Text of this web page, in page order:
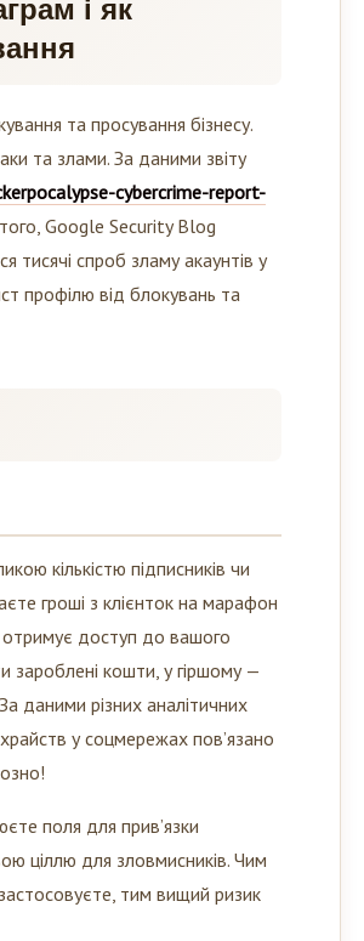
і як
та просування бізнесу.
та злами. За даними звіту
cybercrime-report-
того, Google Security Blog
тисячі спроб зламу акаунтів у
профілю від блокувань та
кількістю підписників чи
гроші з клієнток на марафон
отримує доступ до вашого
зароблені кошти, у гіршому —
даними різних аналітичних
у соцмережах пов’язано
поля для прив’язки
ціллю для зловмисників. Чим
тим вищий ризик